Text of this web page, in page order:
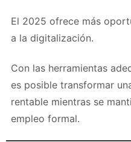
El 2025 ofrece más
a la digitalización.
Con las herramientas
es posible transformar
rentable mientras se
empleo formal.